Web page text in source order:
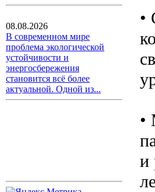
08.08.2026
В современном мире
проблема экологической
устойчивости и
энергосбережения
становится всё более
актуальной. Одной из...
•
•
и